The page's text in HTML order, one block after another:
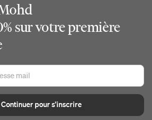
sur votre première
Continuer pour s'inscrire